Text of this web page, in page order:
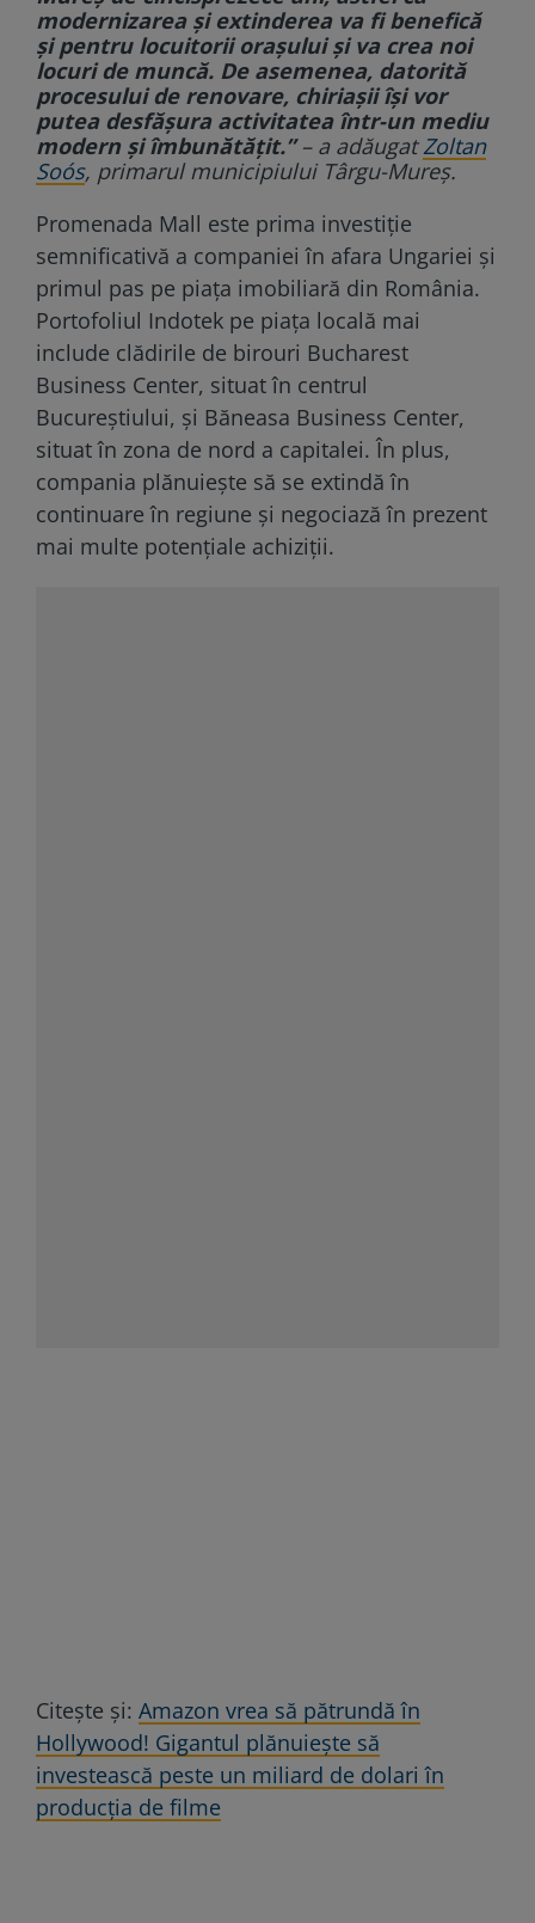
modernizarea și extinderea va fi benefică
și pentru locuitorii orașului și va crea noi
locuri de muncă. De asemenea, datorită
procesului de renovare, chiriașii își vor
putea desfășura activitatea într-un mediu
modern și îmbunătățit.”– a adăugatZoltan
Soós, primarul municipiului Târgu-Mureș.
Promenada Mall este prima investiție
semnificativă a companiei în afara Ungariei și
primul pas pe piața imobiliară din România.
Portofoliul Indotek pe piața locală mai
include clădirile de birouri Bucharest
Business Center, situat în centrul
Bucureștiului, și Băneasa Business Center,
situat în zona de nord a capitalei. În plus,
compania plănuiește să se extindă în
continuare în regiune și negociază în prezent
mai multe potențiale achiziții.
Citește și: Amazon vrea să pătrundă în
Hollywood! Gigantul plănuiește să
investească peste un miliard de dolari în
producția de filme